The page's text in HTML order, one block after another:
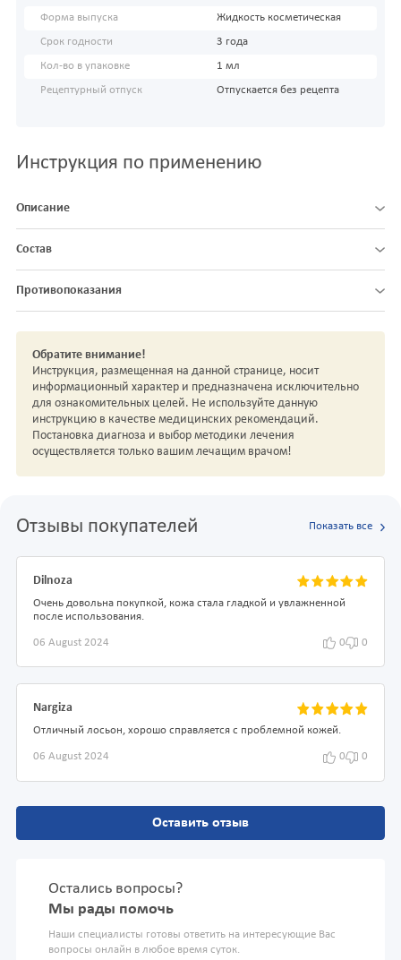
Форма выпуска Жидкость косметическая
Срок годности 3 года
Кол-во в упаковке 1 мл
Рецептурный отпуск Отпускается без рецепта
Инструкция по применению
Описание
Состав
Противопоказания
Обратите внимание!
Инструкция, размещенная на данной странице, носит
информационный характер и предназначена исключительно
для ознакомительных целей. Не используйте данную
инструкцию в качестве медицинских рекомендаций.
Постановка диагноза и выбор методики лечения
осуществляется только вашим лечащим врачом!
Отзывы покупателей Показать все
Dilnoza
Очень довольна покупкой, кожа стала гладкой и увлажненной
после использования.
06 August 2024 0 0
Nargiza
Отличный лосьон, хорошо справляется с проблемной кожей.
06 August 2024 0 0
Оставить отзыв
Остались вопросы?
Мы рады помочь
Наши специалисты готовы ответить на интересующие Вас
вопросы онлайн в любое время суток.